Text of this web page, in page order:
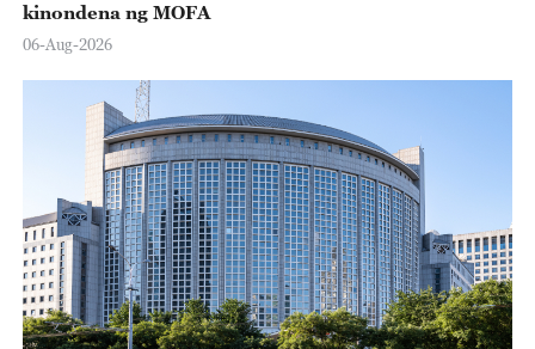
kinondena ng MOFA
06-Aug-2026